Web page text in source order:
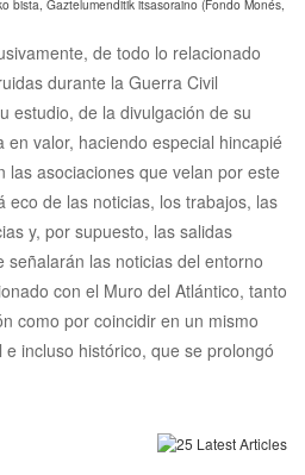
bista, Gaztelumenditik itsasoraino (Fondo Monés,
de todo lo relacionado
durante la Guerra Civil
estudio, de la divulgación de su
valor, haciendo especial hincapié
las asociaciones que velan por este
eco de las noticias, los trabajos, las
y, por supuesto, las salidas
señalarán las noticias del entorno
con el Muro del Atlántico, tanto
como por coincidir en un mismo
incluso histórico, que se prolongó